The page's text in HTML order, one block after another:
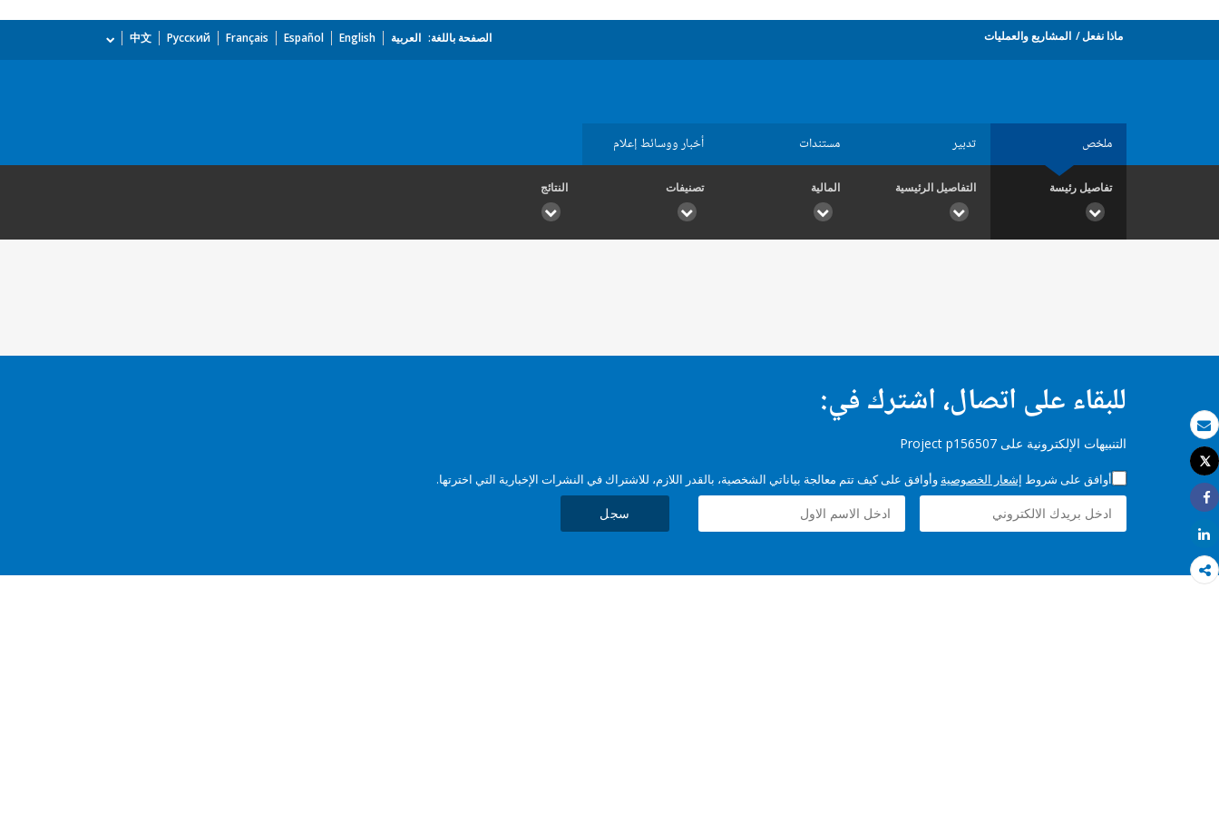
بريد الكتروني
طباعة
Tweet
Share
Share
ماذا نفعل المشاريع والعمليات الصفحة باللغة: العربية English
Español
Français
Русский
中文
ملخص تدبير مستندات أخبار ووسائط إعلام
تفاصيل رئيسة التفاصيل الرئيسية المالية تصنيفات النتائج
للبقاء على اتصال، اشترك في:
التنبيهات الإلكترونية على Project p156507
أوافق على شروط إشعار الخصوصية وأوافق على كيف تتم معالجة بياناتي الشخصية، بالقدر اللازم، للاشتراك في النشرات الإخبارية التي اخترتها.
سجل